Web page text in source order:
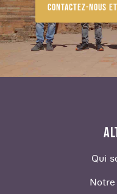
Contactez-nous
Qui